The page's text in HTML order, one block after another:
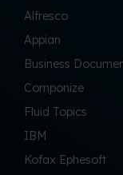
Alfresco
Appian
Business
Componize
Fluid Topics
IBM
Kofax Ephesoft